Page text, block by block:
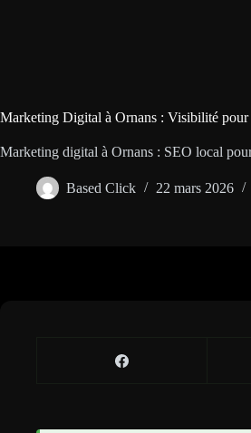
Marketing Digital à Ornans : Visibilité
Marketing digital à Ornans : SEO local
Based Click 22 mars 2026